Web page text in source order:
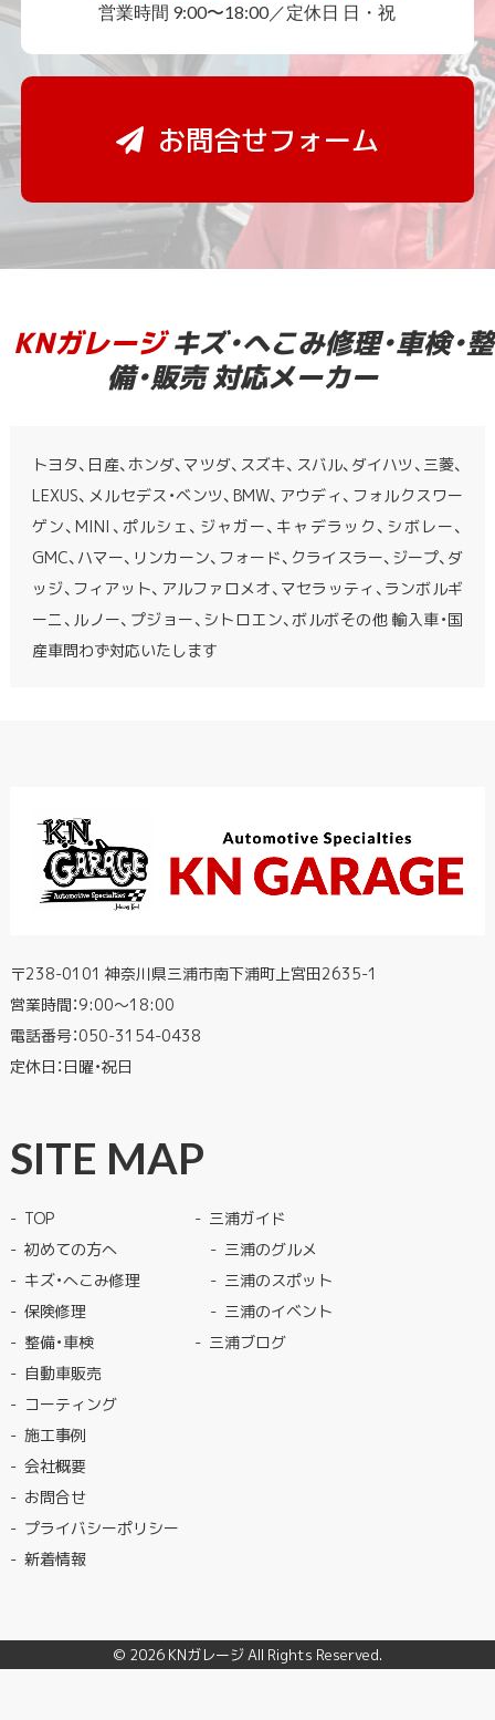
営業時間 9:00〜18:00／定休日 日・祝
お問合せフォーム
KNガレージキズ・へこみ修理・車検・整
備・販売 対応メーカー
トヨタ、日産、ホンダ、マツダ、スズキ、スバル、ダイハツ、三菱、
LEXUS、メルセデス・ベンツ、BMW、アウディ、フォルクスワー
ゲン、MINI、ポルシェ、ジャガー、キャデラック、シボレー、
GMC、ハマー、リンカーン、フォード、クライスラー、ジープ、ダ
ッジ、フィアット、アルファロメオ、マセラッティ、ランボルギ
ーニ、ルノー、プジョー、シトロエン、ボルボその他 輸入車・国
産車問わず対応いたします
〒238-0101 神奈川県三浦市南下浦町上宮田2635-1
営業時間：9:00〜18:00
電話番号：050-3154-0438
定休日：日曜・祝日
SITE MAP
TOP
初めての方へ
キズ・へこみ修理
保険修理
整備・車検
自動車販売
コーティング
施工事例
会社概要
お問合せ
プライバシーポリシー
新着情報
三浦ガイド
三浦のグルメ
三浦のスポット
三浦のイベント
三浦ブログ
© 2026 KNガレージAll Rights Reserved.